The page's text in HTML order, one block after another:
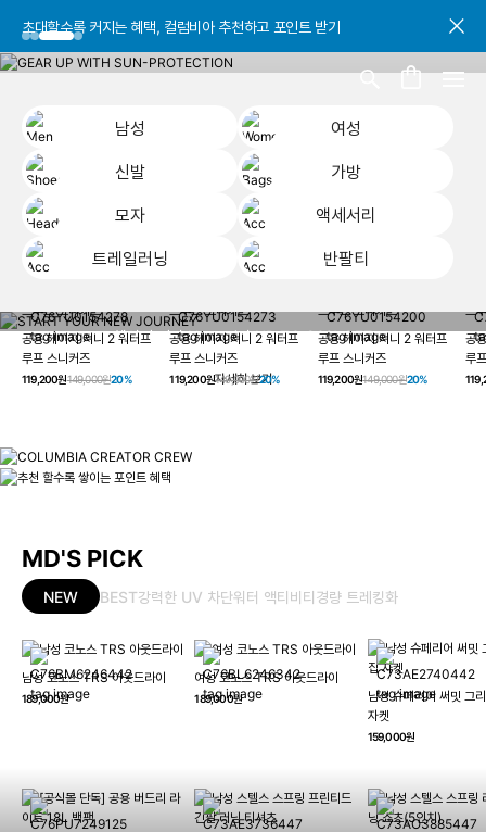
초대할수록 커지는 혜택, 컬럼비아 추천하고 포인트 받기
초대할수록 커지는 혜택, 컬럼비아 추천하고 포인트 받기
초대할수록 커지는 혜택, 컬럼비아 추천하고 포인트 받기
남성
여성
신발
가방
모자
액세서리
트레일러닝
반팔티
START YOUR
헤이지 져니 New 컬러 UP TO 20% OFF
자세히 보기
공용 헤이지 져니 2 워터프
루프 스니커즈
119,200원149,000원20%
공용 헤이지 져니 2 워터프
루프 스니커즈
119,200원149,000원20%
공용 헤이지 져니 2 워터프
루프 스니커즈
119,200원149,000원20%
공
루
MD'S PICK
NEW BEST강력한 UV 차단워터 액티비티경량 트레킹화
남성 코노스 TRS 아웃드라이
189,000원
여성 코노스 TRS 아웃드라이
189,000원
남성 슈페리어 써밋 그
자켓
159,000원